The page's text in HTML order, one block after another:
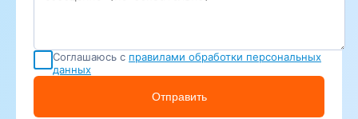
Соглашаюсь с правилами обработки персональных
данных
Отправить